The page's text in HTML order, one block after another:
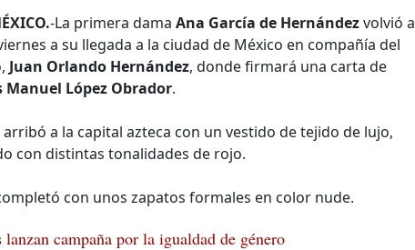
-La primera dama Ana García de Hernándezvolvió a
a su llegada a la ciudad de México en compañía del
Juan Orlando Hernández, donde firmará una carta de
Manuel López Obrador.
a la capital azteca con un vestido de tejido de lujo,
con distintas tonalidades de rojo.
con unos zapatos formales en color nude.
lanzan campaña por la igualdad de género